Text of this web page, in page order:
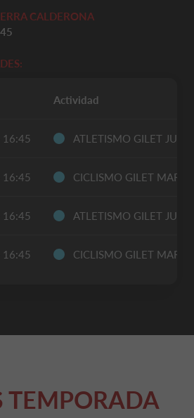
CALDERONA
Actividad
16:45 ATLETISMO GILET
16:45 CICLISMO GILET
16:45 ATLETISMO GILET
16:45 CICLISMO GILET
TEMPORADA